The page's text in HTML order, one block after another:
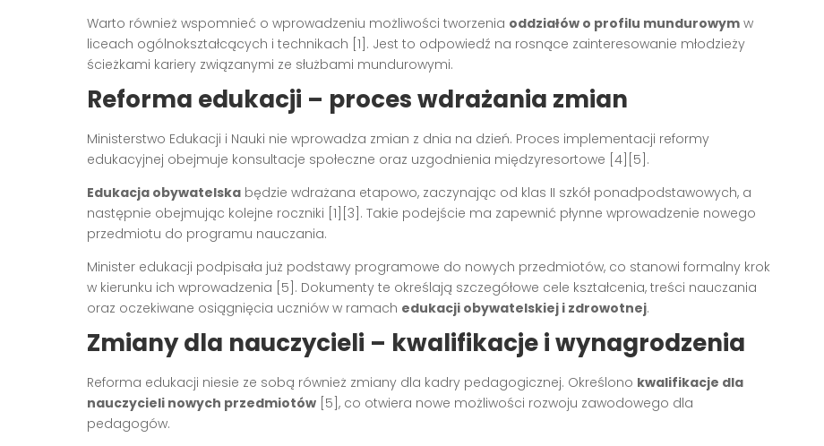
Warto również wspomnieć o wprowadzeniu możliwości tworzenia oddziałów o profilu mundurowym w
liceach ogólnokształcących i technikach [1]. Jest to odpowiedź na rosnące zainteresowanie młodzieży
ścieżkami kariery związanymi ze służbami mundurowymi.
Reforma edukacji – proces wdrażania zmian
Ministerstwo Edukacji i Nauki nie wprowadza zmian z dnia na dzień. Proces implementacji reformy
edukacyjnej obejmuje konsultacje społeczne oraz uzgodnienia międzyresortowe [4][5].
Edukacja obywatelska będzie wdrażana etapowo, zaczynając od klas II szkół ponadpodstawowych, a
następnie obejmując kolejne roczniki [1][3]. Takie podejście ma zapewnić płynne wprowadzenie nowego
przedmiotu do programu nauczania.
Minister edukacji podpisała już podstawy programowe do nowych przedmiotów, co stanowi formalny krok
w kierunku ich wprowadzenia [5]. Dokumenty te określają szczegółowe cele kształcenia, treści nauczania
oraz oczekiwane osiągnięcia uczniów w ramach edukacji obywatelskiej i zdrowotnej.
Zmiany dla nauczycieli – kwalifikacje i wynagrodzenia
Reforma edukacji niesie ze sobą również zmiany dla kadry pedagogicznej. Określono kwalifikacje dla
nauczycieli nowych przedmiotów [5], co otwiera nowe możliwości rozwoju zawodowego dla
pedagogów.